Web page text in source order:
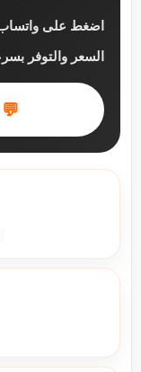
اضغط على واتساب
السعر والتوفر